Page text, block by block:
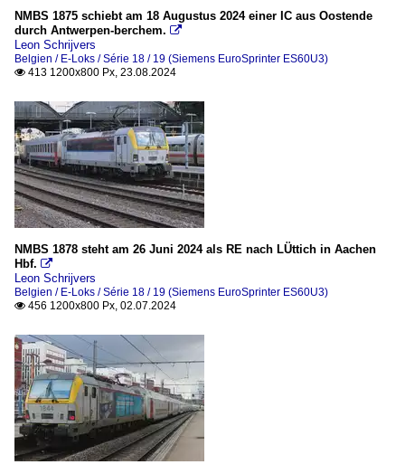
NMBS 1875 schiebt am 18 Augustus 2024 einer IC aus Oostende
durch Antwerpen-berchem. 
Leon Schrijvers
Belgien / E-Loks / Série 18 / 19 (Siemens EuroSprinter ES60U3)
 413 1200x800 Px, 23.08.2024
NMBS 1878 steht am 26 Juni 2024 als RE nach LÜttich in Aachen
Hbf. 
Leon Schrijvers
Belgien / E-Loks / Série 18 / 19 (Siemens EuroSprinter ES60U3)
 456 1200x800 Px, 02.07.2024